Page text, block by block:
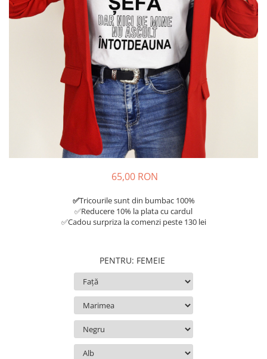
Tricouri Diverse
Tricouri Azi esti Tanar si maine...
Tricouri Motivationale
Tricouri Mamici
Tricouri Pensionari
Tricouri Animalute
Tricouri Gameri
Tricouri Mesaje Virale
65,00 RON
✅Tricourile sunt din bumbac 100%
✅Reducere 10% la plata cu cardul
✅Cadou surpriza la comenzi peste 130 lei
PENTRU: FEMEIE